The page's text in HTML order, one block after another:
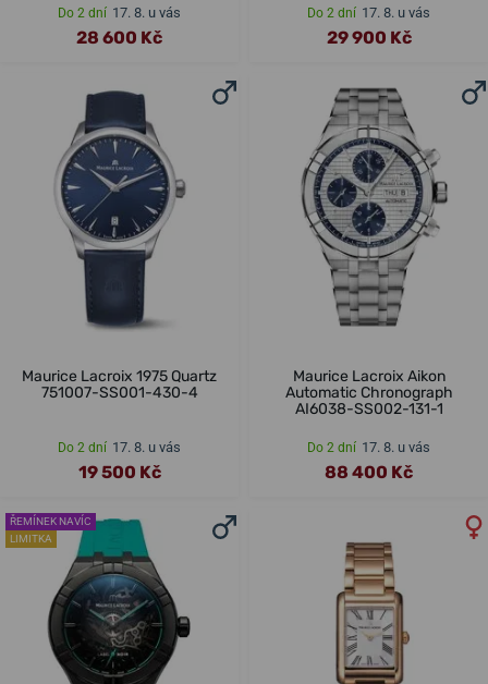
Do 2 dní 17. 8. u vás
28 600 Kč
Do 2 dní 17. 8. u vás
29 900 Kč
Maurice Lacroix 1975 Quartz
751007-SS001-430-4
Do 2 dní 17. 8. u vás
19 500 Kč
Maurice Lacroix Aikon
Automatic Chronograph
AI6038-SS002-131-1
Do 2 dní 17. 8. u vás
88 400 Kč
ŘEMÍNEK NAVÍC
LIMITKA